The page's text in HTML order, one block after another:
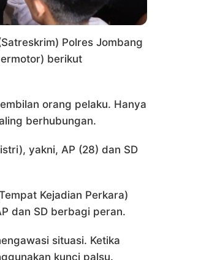
Polres Jombang
berikut
orang pelaku. Hanya
berhubungan.
yakni, AP (28) dan SD
Kejadian Perkara)
dan SD berbagi peran.
situasi. Ketika
kunci palsu.